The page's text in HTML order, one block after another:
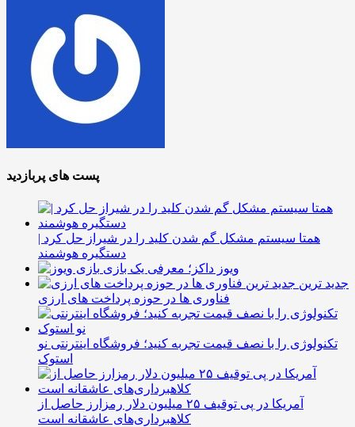
پست های پربازدید
همتا سیستم مشکل گم شدن کلید را در شیراز حل کرد |
دستگیره هوشمند
ویوز داکز؛ معرفی یک بازی
جدید ترین
فناوری ها در حوزه پرداخت های ارزی
تکنولوژی را با نصف قیمت تجربه کنید؛ فروشگاه اینترنتی نو
استوک
آمریکا در پی توقیف ۲۵ میلیون دلار رمزارز حاصل از
کلاهبرداری‌های عاشقانه است